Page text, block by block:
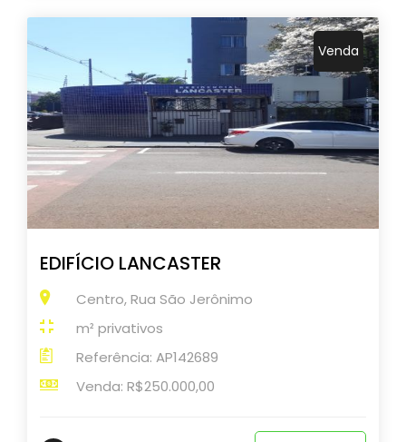
Venda
EDIFÍCIO LANCASTER
Centro, Rua São Jerônimo
m² privativos
Referência: AP142689
Venda: R$250.000,00